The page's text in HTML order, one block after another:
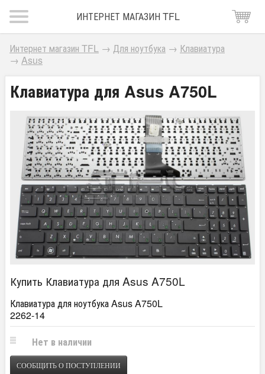
ИНТЕРНЕТ МАГАЗИН TFL
Интернет магазин TFL → Для ноутбука → Клавиатура
→ Asus
Клавиатура для Asus A750L
Купить Клавиатура для Asus A750L
Клавиатура для ноутбука Asus A750L
2262-14
Нет в наличии
СООБЩИТЬ О ПОСТУПЛЕНИИ